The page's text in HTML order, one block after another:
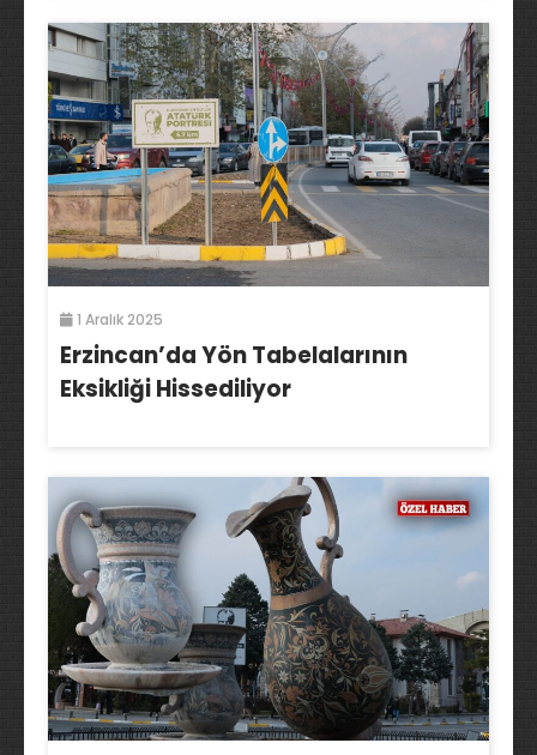
1 Aralık 2025
Erzincan’da Yön Tabelalarının
Eksikliği Hissediliyor